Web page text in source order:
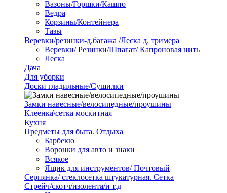
Вазоны/Горшки/Кашпо
Ведра
Корзины/Контейнера
Тазы
Веревки/резинки-д.багажа /Леска д. тримера
Веревки/ Резинки/Шпагат/ Капроновая нить
Леска
Дача
Для уборки
Доски гладильные/Сушилки
Замки навесные/велосипедные/проушины
Клеенка\сетка москитная
Кухня
Предметы для быта. Отдыха
Барбекю
Воронки для авто и знаки
Всякое
Ящик для инструментов/ Почтовый
Серпянка/ стеклосетка штукатурная. Сетка
Стрейч/скотч/изолента/и т.д